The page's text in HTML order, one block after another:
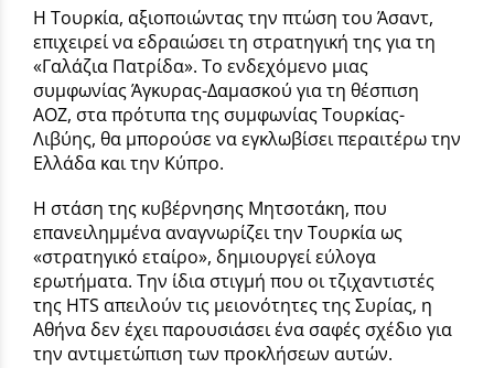
Η Τουρκία, αξιοποιώντας την πτώση του Άσαντ,
επιχειρεί να εδραιώσει τη στρατηγική της για τη
«Γαλάζια Πατρίδα». Το ενδεχόμενο μιας
συμφωνίας Άγκυρας-Δαμασκού για τη θέσπιση
ΑΟΖ, στα πρότυπα της συμφωνίας Τουρκίας-
Λιβύης, θα μπορούσε να εγκλωβίσει περαιτέρω την
Ελλάδα και την Κύπρο.
Η στάση της κυβέρνησης Μητσοτάκη, που
επανειλημμένα αναγνωρίζει την Τουρκία ως
«στρατηγικό εταίρο», δημιουργεί εύλογα
ερωτήματα. Την ίδια στιγμή που οι τζιχαντιστές
της HTS απειλούν τις μειονότητες της Συρίας, η
Αθήνα δεν έχει παρουσιάσει ένα σαφές σχέδιο για
την αντιμετώπιση των προκλήσεων αυτών.